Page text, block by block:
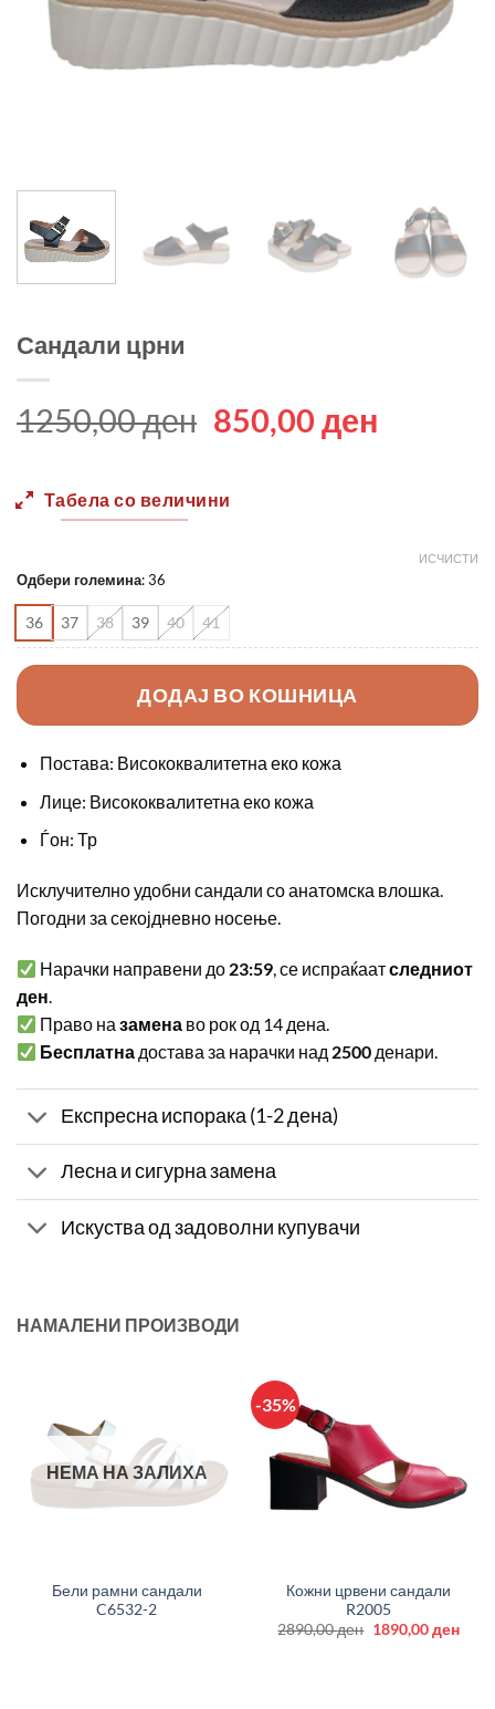
Сандали црни
1250,00ден Original
1250,00 ден.
850,00 ден
Табела со величини
Одбери големина:36
36 37 38 39 40 41
ИСЧИСТИ
ДОДАЈ ВО КОШНИЦА
Постава: Висококвалитетна еко кожа
Лице: Висококвалитетна еко кожа
Ѓон: Тр
Исклучително удобни сандали со анатомска влошка.
Погодни за секојдневно носење.
Нарачки направени до 23:59, се испраќаатследниот
ден.
Право назамена во рок од 14 дена.
Бесплатна достава за нарачки над 2500 денари.
Експресна испорака (1-2 дена)
Лесна и сигурна замена
Искуства од задоволни купувачи
НАМАЛЕНИ ПРОИЗВОДИ
НЕМА НА ЗАЛИХА
Бели рамни сандали
C6532-2
-35%
Кожни црвени сандали
R2005
2890,00ден Original
1890,00ден